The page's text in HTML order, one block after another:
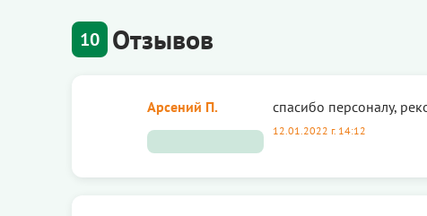
10 Отзывов
Арсений П. спасибо персоналу,
12.01.2022 г. 14:12